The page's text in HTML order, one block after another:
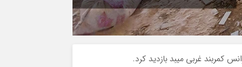
کمربند غربی میبد بازدید کرد.